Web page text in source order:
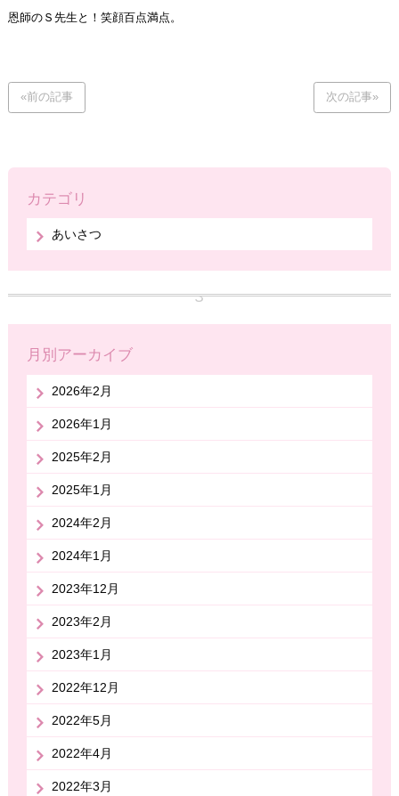
恩師のＳ先生と！笑顔百点満点。
«前の記事 次の記事»
カテゴリ
あいさつ
月別アーカイブ
2026年2月
2026年1月
2025年2月
2025年1月
2024年2月
2024年1月
2023年12月
2023年2月
2023年1月
2022年12月
2022年5月
2022年4月
2022年3月